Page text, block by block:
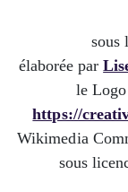
sous
élaborée par
le
https://
Wikimedia
sous